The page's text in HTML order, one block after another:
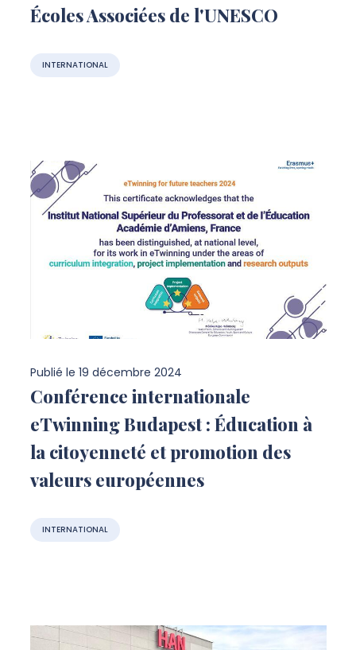
Écoles Associées de l'UNESCO
INTERNATIONAL
Publié le 19 décembre 2024
Conférence internationale
eTwinning Budapest : Éducation à
la citoyenneté et promotion des
valeurs européennes
INTERNATIONAL